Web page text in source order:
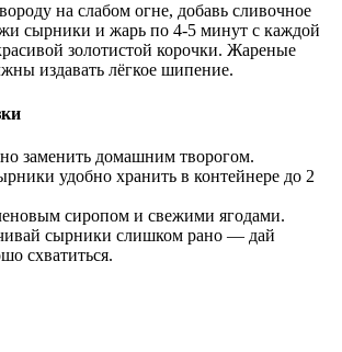
на слабом огне, добавь сливочное
сырники и жарь по 4-5 минут с каждой
золотистой корочки. Жареные
издавать лёгкое шипение.
заменить домашним творогом.
удобно хранить в контейнере до 2
сиропом и свежими ягодами.
сырники слишком рано — дай
схватиться.